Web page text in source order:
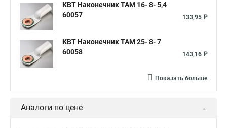
КВТ Наконечник ТАМ 16- 8- 5,4
60057
133,95 ₽
КВТ Наконечник ТАМ 25- 8- 7
60058
143,16 ₽
Показать больше
Аналоги по цене